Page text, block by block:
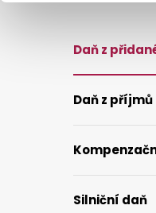
Daň z
Daň z příjmů
Silniční daň